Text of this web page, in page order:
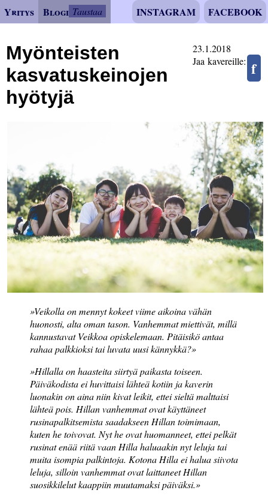
FACEBOOK
INSTAGRAM
Yritys Blogi Taustaa
23.1.2018
f
Jaa kavereille:
Myönteisten
kasvatuskeinojen
hyötyjä
Veikolla on mennyt kokeet viime aikoina vähän
huonosti, alta oman tason. Vanhemmat miettivät, millä
kannustavat Veikkoa opiskelemaan. Pitäisikö antaa
rahaa palkkioksi tai luvata uusi kännykkä?
Hillalla on haasteita siirtyä paikasta toiseen.
Päiväkodista ei huvittaisi lähteä kotiin ja kaverin
luonakin on aina niin kivat leikit, ettei sieltä malttaisi
lähteä pois. Hillan vanhemmat ovat käyttäneet
rusinapalkitsemista saadakseen Hillan toimimaan,
kuten he toivovat. Nyt he ovat huomanneet, ettei pelkät
rusinat enää riitä vaan Hilla haluaakin nyt leluja tai
muita isompia palkintoja. Kotona Hilla ei halua siivota
leluja, silloin vanhemmat ovat laittaneet Hillan
suosikkilelut kaappiin muutamaksi päiväksi.